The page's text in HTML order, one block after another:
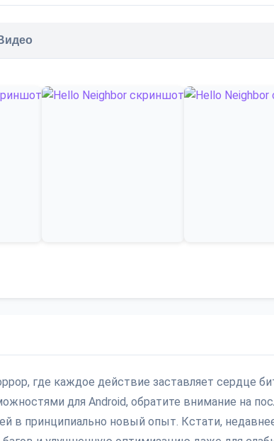
где каждое действие заставляет сердце
для Android, обратите внимание на
в принципиально новый опыт. Кстати,